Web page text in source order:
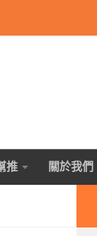
推 關於我們